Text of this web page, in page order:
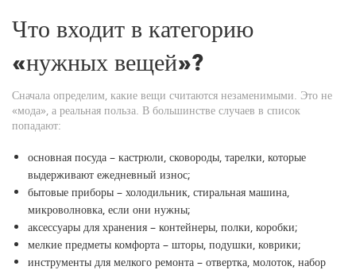
Что входит в категорию
«нужных вещей»?
Сначала определим, какие вещи считаются незаменимыми. Это не
«мода», а реальная польза. В большинстве случаев в список
попадают:
основная посуда – кастрюли, сковороды, тарелки, которые
выдерживают ежедневный износ;
бытовые приборы – холодильник, стиральная машина,
микроволновка, если они нужны;
аксессуары для хранения – контейнеры, полки, коробки;
мелкие предметы комфорта – шторы, подушки, коврики;
инструменты для мелкого ремонта – отвертка, молоток, набор